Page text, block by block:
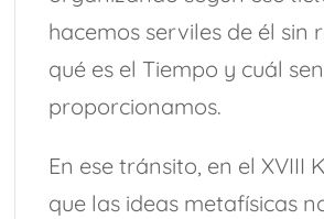
hacemos serviles de él sin
qué es el Tiempo y cuál
proporcionamos.
En ese tránsito, en el XVIII
que las ideas metafísicas